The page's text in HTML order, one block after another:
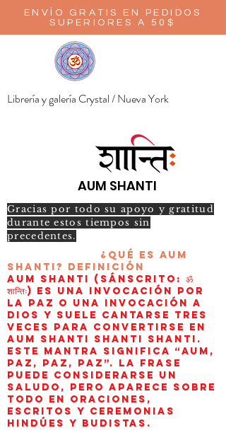
ENVÍO GRATIS EN PEDIDOS
SUPERIORES A 50$
Librería y galería Crystal / Nueva York
AUM SHANTI
Gracias por todo su apoyo y gratitud
durante estos tiempos sin
precedentes.
¿Qué es AUM
Shanti? Definición
AUM Shanti (sánscrito: ॐ
शान्तिः) es una invocación por
la paz o una invocación a
Dios y suele cantarse tres
veces para convertirse en
aum shanti shanti shanti.
Este mantra significa “AUM,
paz, paz, paz”. La frase
puede considerarse un
saludo, pero aparece sobre
todo en oraciones,
escritos y ceremonias
hindúes y budistas.